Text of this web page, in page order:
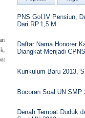
PNS Gol.IV Pensiun,
Dari RP.1,5 M
Daftar Nama Honorer
Diangkat Menjadi CPNS
Kurikulum Baru 2013,
Bocoran Soal UN SMP
Denah Tempat Duduk